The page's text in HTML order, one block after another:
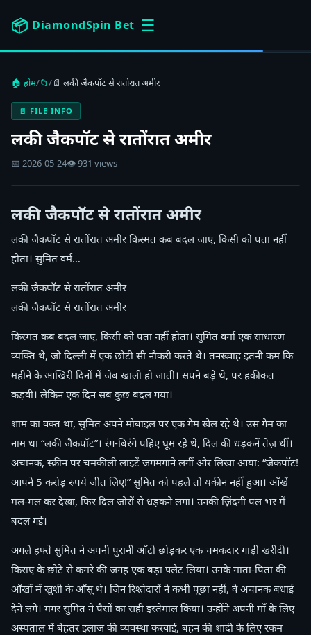
📦 DiamondSpin Bet ☰
🏠 होम/📁/📄 लकी जैकपॉट से रातोंरात अमीर
📄 FILE INFO
लकी जैकपॉट से रातोंरात अमीर
📅 2026-05-24👁 931 views
लकी जैकपॉट से रातोंरात अमीर
लकी जैकपॉट से रातोंरात अमीर किस्मत कब बदल जाए, किसी को पता नहीं
होता। सुमित वर्म…
लकी जैकपॉट से रातोंरात अमीर
लकी जैकपॉट से रातोंरात अमीर
किस्मत कब बदल जाए, किसी को पता नहीं होता। सुमित वर्मा एक साधारण
व्यक्ति थे, जो दिल्ली में एक छोटी सी नौकरी करते थे। तनख्वाह इतनी कम कि
महीने के आखिरी दिनों में जेब खाली हो जाती। सपने बड़े थे, पर हकीकत
कड़वी। लेकिन एक दिन सब कुछ बदल गया।
शाम का वक्त था, सुमित अपने मोबाइल पर एक गेम खेल रहे थे। उस गेम का
नाम था “लकी जैकपॉट”। रंग-बिरंगे पहिए घूम रहे थे, दिल की धड़कनें तेज़ थीं।
अचानक, स्क्रीन पर चमकीली लाइटें जगमगाने लगीं और लिखा आया: “जैकपॉट!
आपने 5 करोड़ रुपये जीत लिए!” सुमित को पहले तो यकीन नहीं हुआ। आँखें
मल-मल कर देखा, फिर दिल जोरों से धड़कने लगा। उनकी ज़िंदगी पल भर में
बदल गई।
अगले हफ्ते सुमित ने अपनी पुरानी ऑटो छोड़कर एक चमकदार गाड़ी खरीदी।
किराए के छोटे से कमरे की जगह एक बड़ा फ्लैट लिया। उनके माता-पिता की
आँखों में खुशी के आँसू थे। जिन रिश्तेदारों ने कभी पूछा नहीं, वे अचानक बधाई
देने लगे। मगर सुमित ने पैसों का सही इस्तेमाल किया। उन्होंने अपनी माँ के लिए
अस्पताल में बेहतर इलाज की व्यवस्था करवाई, बहन की शादी के लिए रकम